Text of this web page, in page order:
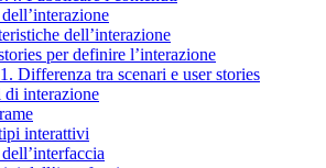
dell’interazione
per definire l’interazione
Differenza tra scenari e user stories
di interazione
interattivi